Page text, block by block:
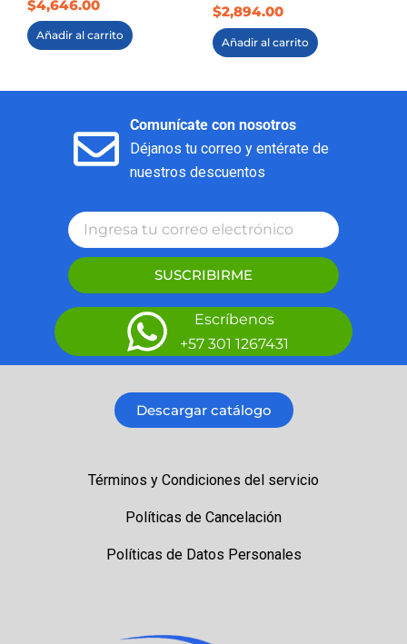
$4,646.00
Añadir al carrito
$2,894.00
Añadir al carrito
Comunícate con nosotros
Déjanos tu correo y entérate de
nuestros descuentos
SUSCRIBIRME
Escríbenos
+57 301 1267431
Descargar catálogo
Términos y Condiciones del servicio
Políticas de Cancelación
Políticas de Datos Personales